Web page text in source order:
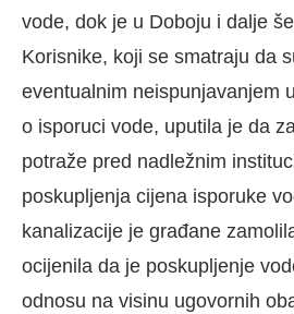
vode, dok je u Doboju i dalje
Korisnike, koji se smatraju da
eventualnim neispunjavanjem
o isporuci vode, uputila je da
potraže pred nadležnim
poskupljenja cijena isporuke
kanalizacije je građane
ocijenila da je poskupljenje
odnosu na visinu ugovornih